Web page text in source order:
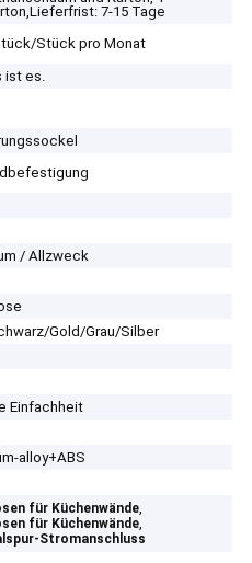
7-15 Tage
Stück pro Monat
ist es.
/ Allzweck
Gold/Grau/Silber
Einfachheit
alloy+ABS
für Küchenwände,
für Küchenwände,
Stromanschluss